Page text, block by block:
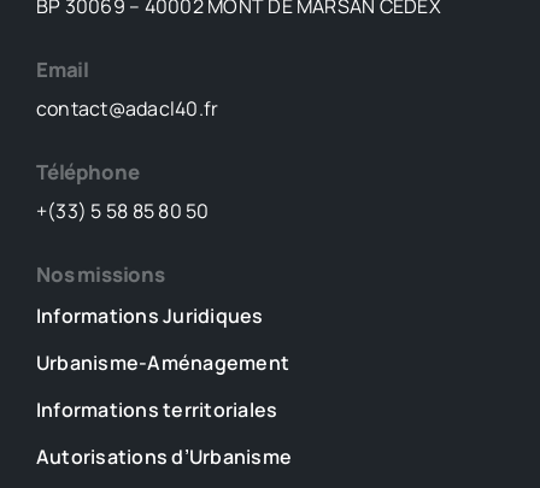
BP 30069 – 40002 MONT DE MARSAN CEDEX
Email
contact@adacl40.fr
Téléphone
+(33) 5 58 85 80 50
Nos missions
Informations Juridiques
Urbanisme-Aménagement
Informations territoriales
Autorisations d’Urbanisme